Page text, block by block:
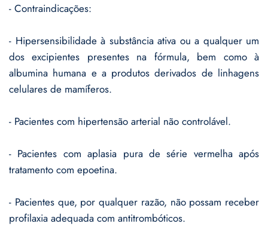
- Contraindicações:
- Hipersensibilidade à substância ativa ou a qualquer um
dos excipientes presentes na fórmula, bem como à
albumina humana e a produtos derivados de linhagens
celulares de mamíferos.
- Pacientes com hipertensão arterial não controlável.
- Pacientes com aplasia pura de série vermelha após
tratamento com epoetina.
- Pacientes que, por qualquer razão, não possam receber
profilaxia adequada com antitrombóticos.